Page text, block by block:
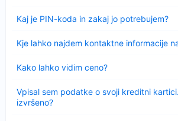
Kaj je PIN-koda in zakaj jo potrebujem?
Kje lahko najdem kontaktne informacije
Kako lahko vidim ceno?
Vpisal sem podatke o svoji kreditni
izvršeno?